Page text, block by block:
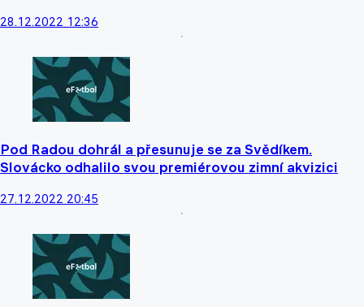
28.12.2022 12:36
Pod Radou dohrál a přesunuje se za Svědíkem.
Slovácko odhalilo svou premiérovou zimní akvizici
27.12.2022 20:45